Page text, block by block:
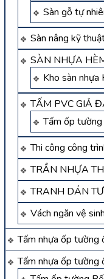
Sàn gỗ tự
Sàn nâng kỹ
SÀN NHỰA
Kho sàn
TẤM PVC GIẢ
Tấm ốp
Thi công công
TRẦN NHỰA
TRANH DÁN
Vách ngăn vệ
Tấm nhựa ốp tường
Tấm nhựa ốp tường